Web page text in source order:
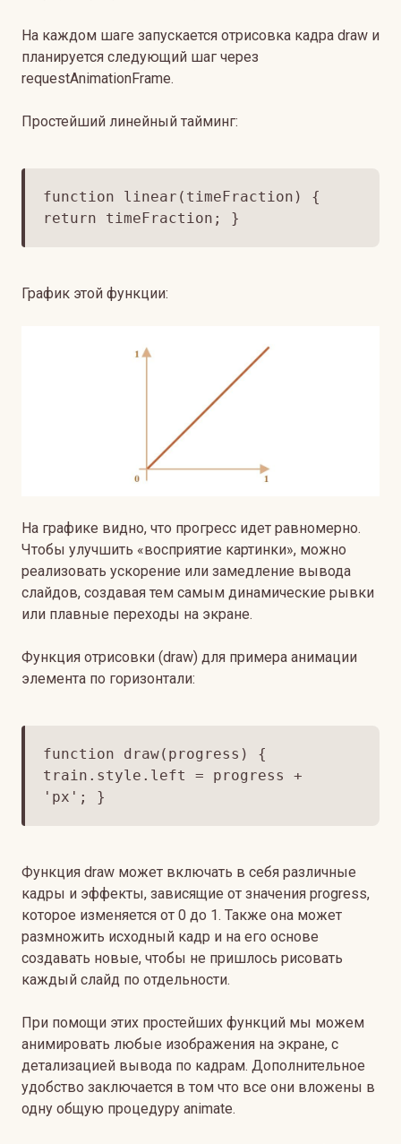
На каждом шаге запускается отрисовка кадра draw и
планируется следующий шаг через
requestAnimationFrame.
Простейший линейный тайминг:
function linear(timeFraction) {
return timeFraction; }
График этой функции:
На графике видно, что прогресс идет равномерно.
Чтобы улучшить «восприятие картинки», можно
реализовать ускорение или замедление вывода
слайдов, создавая тем самым динамические рывки
или плавные переходы на экране.
Функция отрисовки (draw) для примера анимации
элемента по горизонтали:
function draw(progress) {
train.style.left = progress +
'px'; }
Функция draw может включать в себя различные
кадры и эффекты, зависящие от значения progress,
которое изменяется от 0 до 1. Также она может
размножить исходный кадр и на его основе
создавать новые, чтобы не пришлось рисовать
каждый слайд по отдельности.
При помощи этих простейших функций мы можем
анимировать любые изображения на экране, с
детализацией вывода по кадрам. Дополнительное
удобство заключается в том что все они вложены в
одну общую процедуру animate.